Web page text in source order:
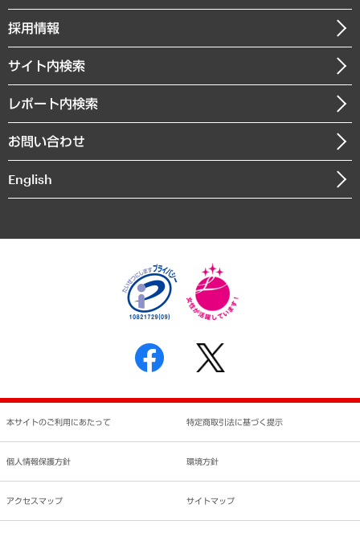
GRC（ガバナンス・リスク・コンプライアンス）・防災（政策）
経済・産業・雇用・労働
まちづくり・観光・交通・スポーツ・スマートシティ
自然資源・農林水産業・食料システム
経営用語集
受託・受注実績（官公庁関連）
メディア掲載・出演
社長メッセージ
会社概要
沿革
組織図・本部部室紹介
インドネシア現地法人
個人情報保護方針
反社会的勢力に対する基本方針
書面による個人情報の開示等の請求の手続きについて
ニュースリリース
お知らせ
採用情報
サイト内検索
レポート内検索
お問い合わせ
English
本サイトのご利用にあたって 特定商取引法に基づく提示
個人情報保護方針 環境方針
アクセスマップ サイトマップ